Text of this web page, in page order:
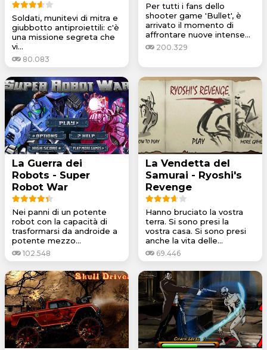
Soldati, munitevi di mitra e
giubbotto antiproiettili: c'è
una missione segreta che
vi...
80.083
Per tutti i fans dello
shooter game 'Bullet', è
arrivato il momento di
affrontare nuove intense...
200.329
La Guerra dei
Robots - Super
Robot War
Nei panni di un potente
robot con la capacità di
trasformarsi da androide a
potente mezzo...
102.548
La Vendetta del
Samurai - Ryoshi's
Revenge
Hanno bruciato la vostra
terra. Si sono presi la
vostra casa. Si sono presi
anche la vita delle...
69.446